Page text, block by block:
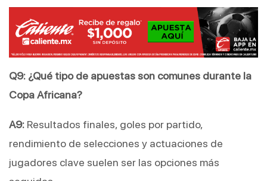
Q9: ¿Qué tipo de apuestas son comunes durante la
Copa Africana?
A9: Resultados finales, goles por partido,
rendimiento de selecciones y actuaciones de
jugadores clave suelen ser las opciones más